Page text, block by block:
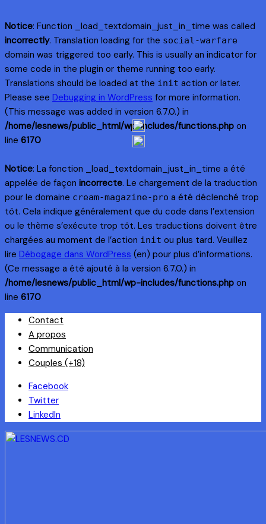
Notice: Function _load_textdomain_just_in_time was called
incorrectly. Translation loading for the social-warfare
domain was triggered too early. This is usually an indicator for
some code in the plugin or theme running too early.
Translations should be loaded at the init action or later.
Please see Debugging in WordPress for more information.
(This message was added in version 6.7.0.) in
/home/lesnews/public_html/wp-includes/functions.php on
line 6170
Notice: La fonction _load_textdomain_just_in_time a été
appelée de façon incorrecte. Le chargement de la traduction
pour le domaine cream-magazine-pro a été déclenché trop
tôt. Cela indique généralement que du code dans l’extension
ou le thème s’exécute trop tôt. Les traductions doivent être
chargées au moment de l’action init ou plus tard. Veuillez
lire Débogage dans WordPress (en) pour plus d’informations.
(Ce message a été ajouté à la version 6.7.0.) in
/home/lesnews/public_html/wp-includes/functions.php on
line 6170
Skip
content
Contact
A propos
Communication
Couples (+18)
Facebook
Twitter
LinkedIn